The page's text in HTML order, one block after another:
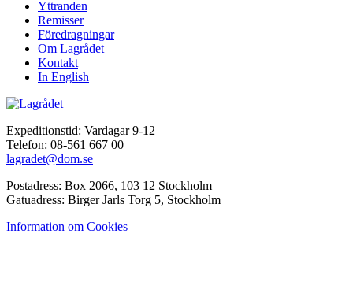
Yttranden
Remisser
Föredragningar
Om Lagrådet
Kontakt
In English
Expeditionstid: Vardagar 9-12
Telefon: 08-561 667 00
lagradet@dom.se
Postadress: Box 2066, 103 12 Stockholm
Gatuadress: Birger Jarls Torg 5, Stockholm
Information om Cookies